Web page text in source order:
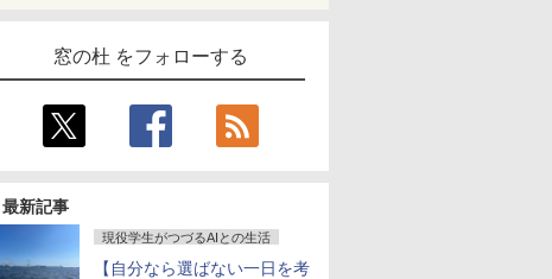
窓の杜 をフォローする
最新記事
現役学生がつづるAIとの生活
【自分なら選ばない一日を考